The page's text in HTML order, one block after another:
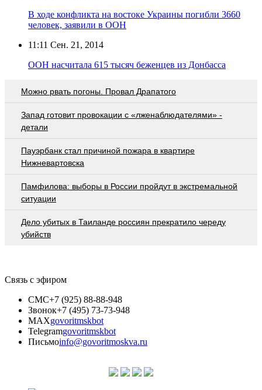
В ходе конфликта на востоке Украины погибли 3660
человек, заявили в ООН
11:11 Сен. 21, 2014
ООН насчитала 615 тысяч беженцев из Донбасса
Можно рвать погоны. Провал Драпатого
Запад готовит провокации с «лженаблюдателями» -
детали
Пауэрбанк стал причиной пожара в квартире
Нижневартовска
Памфилова: выборы в России пройдут в экстремальной
ситуации
Дело убитых в Таиланде россиян прекратило череду
убийств
Связь с эфиром
СМС+7 (925) 88-88-948
Звонок+7 (495) 73-73-948
MAXgovoritmskbot
Telegramgovoritmskbot
Письмоinfo@govoritmoskva.ru